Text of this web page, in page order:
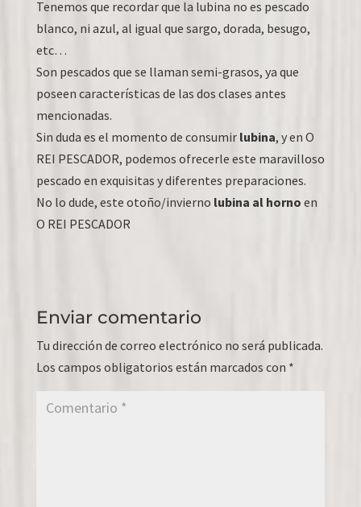
Tenemos que recordar que la lubina no es pescado
blanco, ni azul, al igual que sargo, dorada, besugo,
etc…
Son pescados que se llaman semi-grasos, ya que
poseen características de las dos clases antes
mencionadas.
Sin duda es el momento de consumir lubina, y en O
REI PESCADOR, podemos ofrecerle este maravilloso
pescado en exquisitas y diferentes preparaciones.
No lo dude, este otoño/invierno lubina al horno en
O REI PESCADOR
Enviar comentario
Tu dirección de correo electrónico no será publicada.
Los campos obligatorios están marcados con *